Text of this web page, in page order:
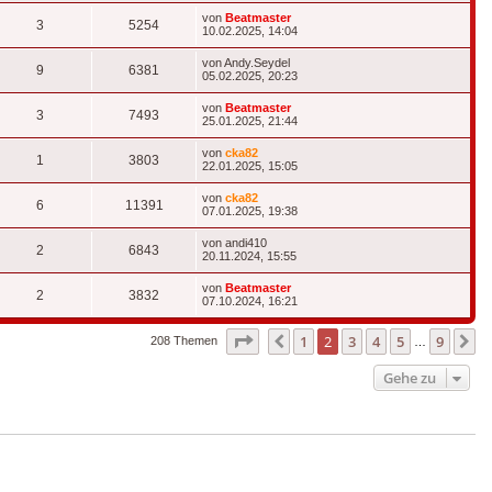
3Antworten 5254Zugriffe Letzter
Beitrag
von Beatmaster
10.02.2025, 14:04
9Antworten 6381
Letzter
Beitrag
vonAndy.Seydel
05.02.2025, 20:23
3Antworten 7493
Letzter
Beitrag
von Beatmaster
25.01.2025, 21:44
1 3803
Letzter
Beitrag
von cka82
22.01.2025, 15:05
6Antworten 11391 ZugriffeLetzter
Beitrag
von cka82
07.01.2025, 19:38
2Antworten 6843
Letzter
Beitrag
von andi410
20.11.2024, 15:55
2Antworten 3832
Letzter
Beitrag
von Beatmaster
07.10.2024, 16:21
208 Themen Seite von9
Vorherige
1 2 3 4 5 9
Gehe zu